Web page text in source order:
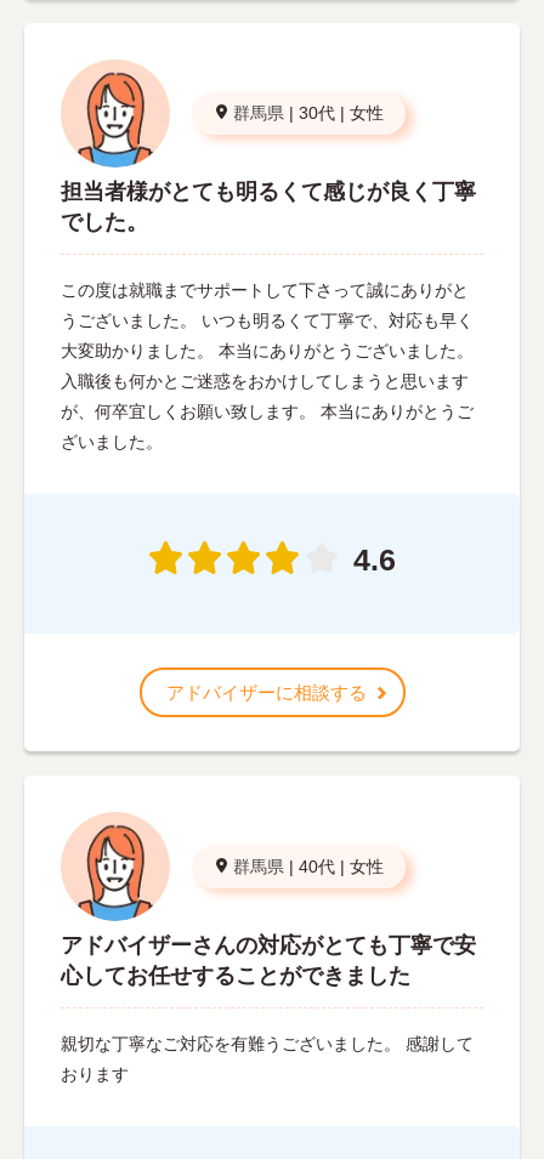
群馬県 | 30代 | 女性
担当者様がとても明るくて感じが良く丁寧
でした。
この度は就職までサポートして下さって誠にありがと
うございました。 いつも明るくて丁寧で、対応も早く
大変助かりました。 本当にありがとうございました。
入職後も何かとご迷惑をおかけしてしまうと思います
が、何卒宜しくお願い致します。 本当にありがとうご
ざいました。
4.6
アドバイザーに相談する
群馬県 | 40代 | 女性
アドバイザーさんの対応がとても丁寧で安
心してお任せすることができました
親切な丁寧なご対応を有難うございました。 感謝して
おります